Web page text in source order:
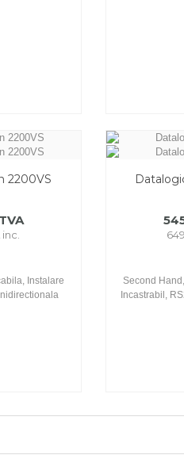
2200VS
Instalare
Second
Incastrabil,